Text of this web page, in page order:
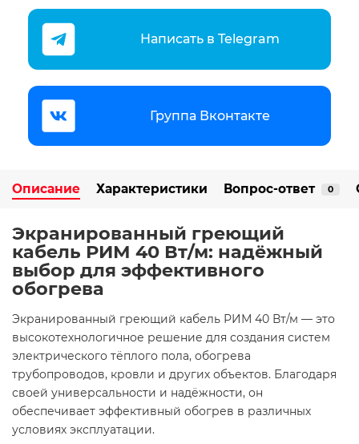
Написать в Telegram
Группа Вконтакте
Описание Характеристики Вопрос-ответ 0
Экранированный греющий
кабель РИМ 40 Вт/м: надёжный
выбор для эффективного
обогрева
Экранированный греющий кабель РИМ 40 Вт/м — это
высокотехнологичное решение для создания систем
электрического тёплого пола, обогрева
трубопроводов, кровли и других объектов. Благодаря
своей универсальности и надёжности, он
обеспечивает эффективный обогрев в различных
условиях эксплуатации.